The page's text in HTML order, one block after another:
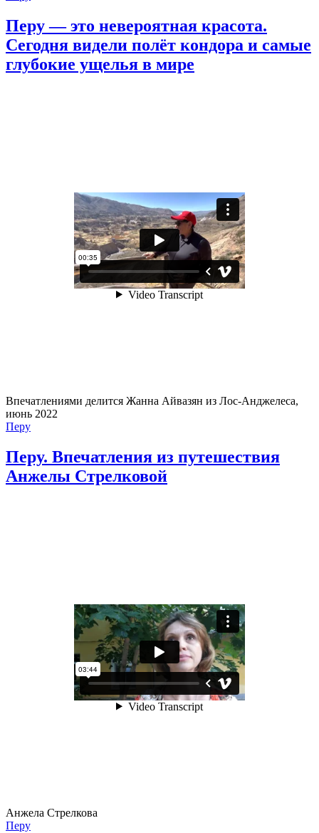
Перу — это невероятная красота.
Сегодня видели полёт кондора и самые
глубокие ущелья в мире
Впечатлениями делится Жанна Айвазян из Лос-Анджелеса,
июнь 2022
Перу
Перу. Впечатления из путешествия
Анжелы Стрелковой
Анжела Стрелкова
Перу